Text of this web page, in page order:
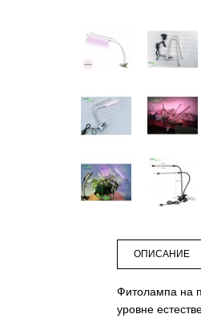
ОПИСАНИЕ
Фитолампа на
уровне